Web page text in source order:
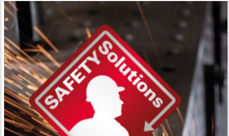
메
타
보
기
술
력
-
Safety
Solution